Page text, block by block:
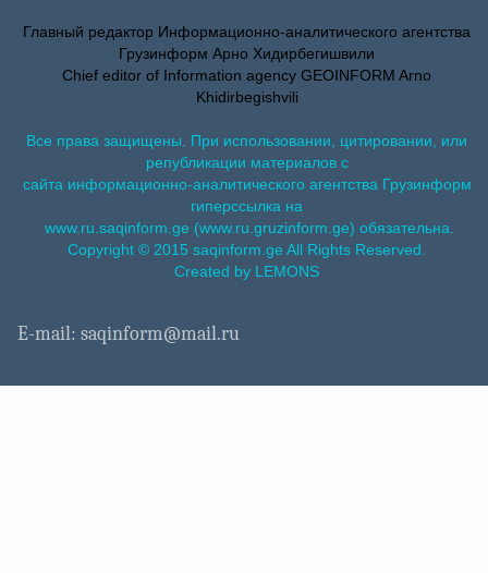
Главный редактор Информационно-аналитического агентства
Грузинформ Арно Хидирбегишвили
Chief editor of Information agency GEOINFORM Arno
Khidirbegishvili
Все права защищены. При использовании, цитировании, или
републикации материалов с
сайта информационно-аналитического агентства Грузинформ
гиперссылка на
www.ru.saqinform.ge (www.ru.gruzinform.ge) обязательна.
Copyright © 2015 saqinform.ge All Rights Reserved.
Created by LEMONS
E-mail: saqinform@mail.ru